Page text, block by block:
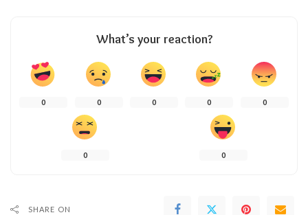
What’s your reaction?
0 0 0 0 0
0 0
SHARE ON